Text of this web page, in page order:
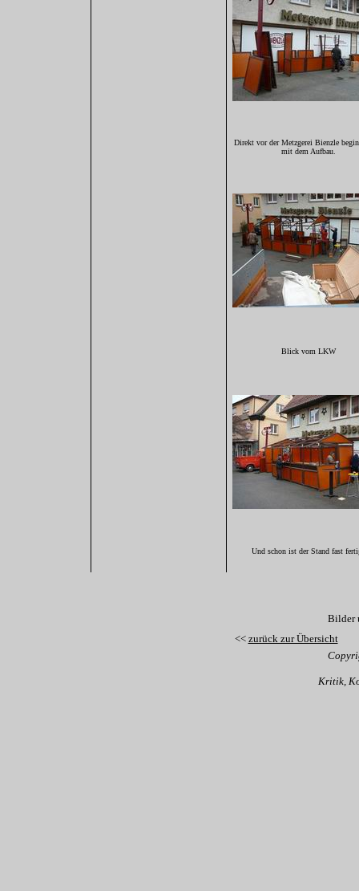
Direkt vor der Metzgerei Bienzle
mit dem Aufbau.
Blick vom LKW
Und schon ist der Stand fast
Bilder
<< zurück zur Übersicht
Kritik,